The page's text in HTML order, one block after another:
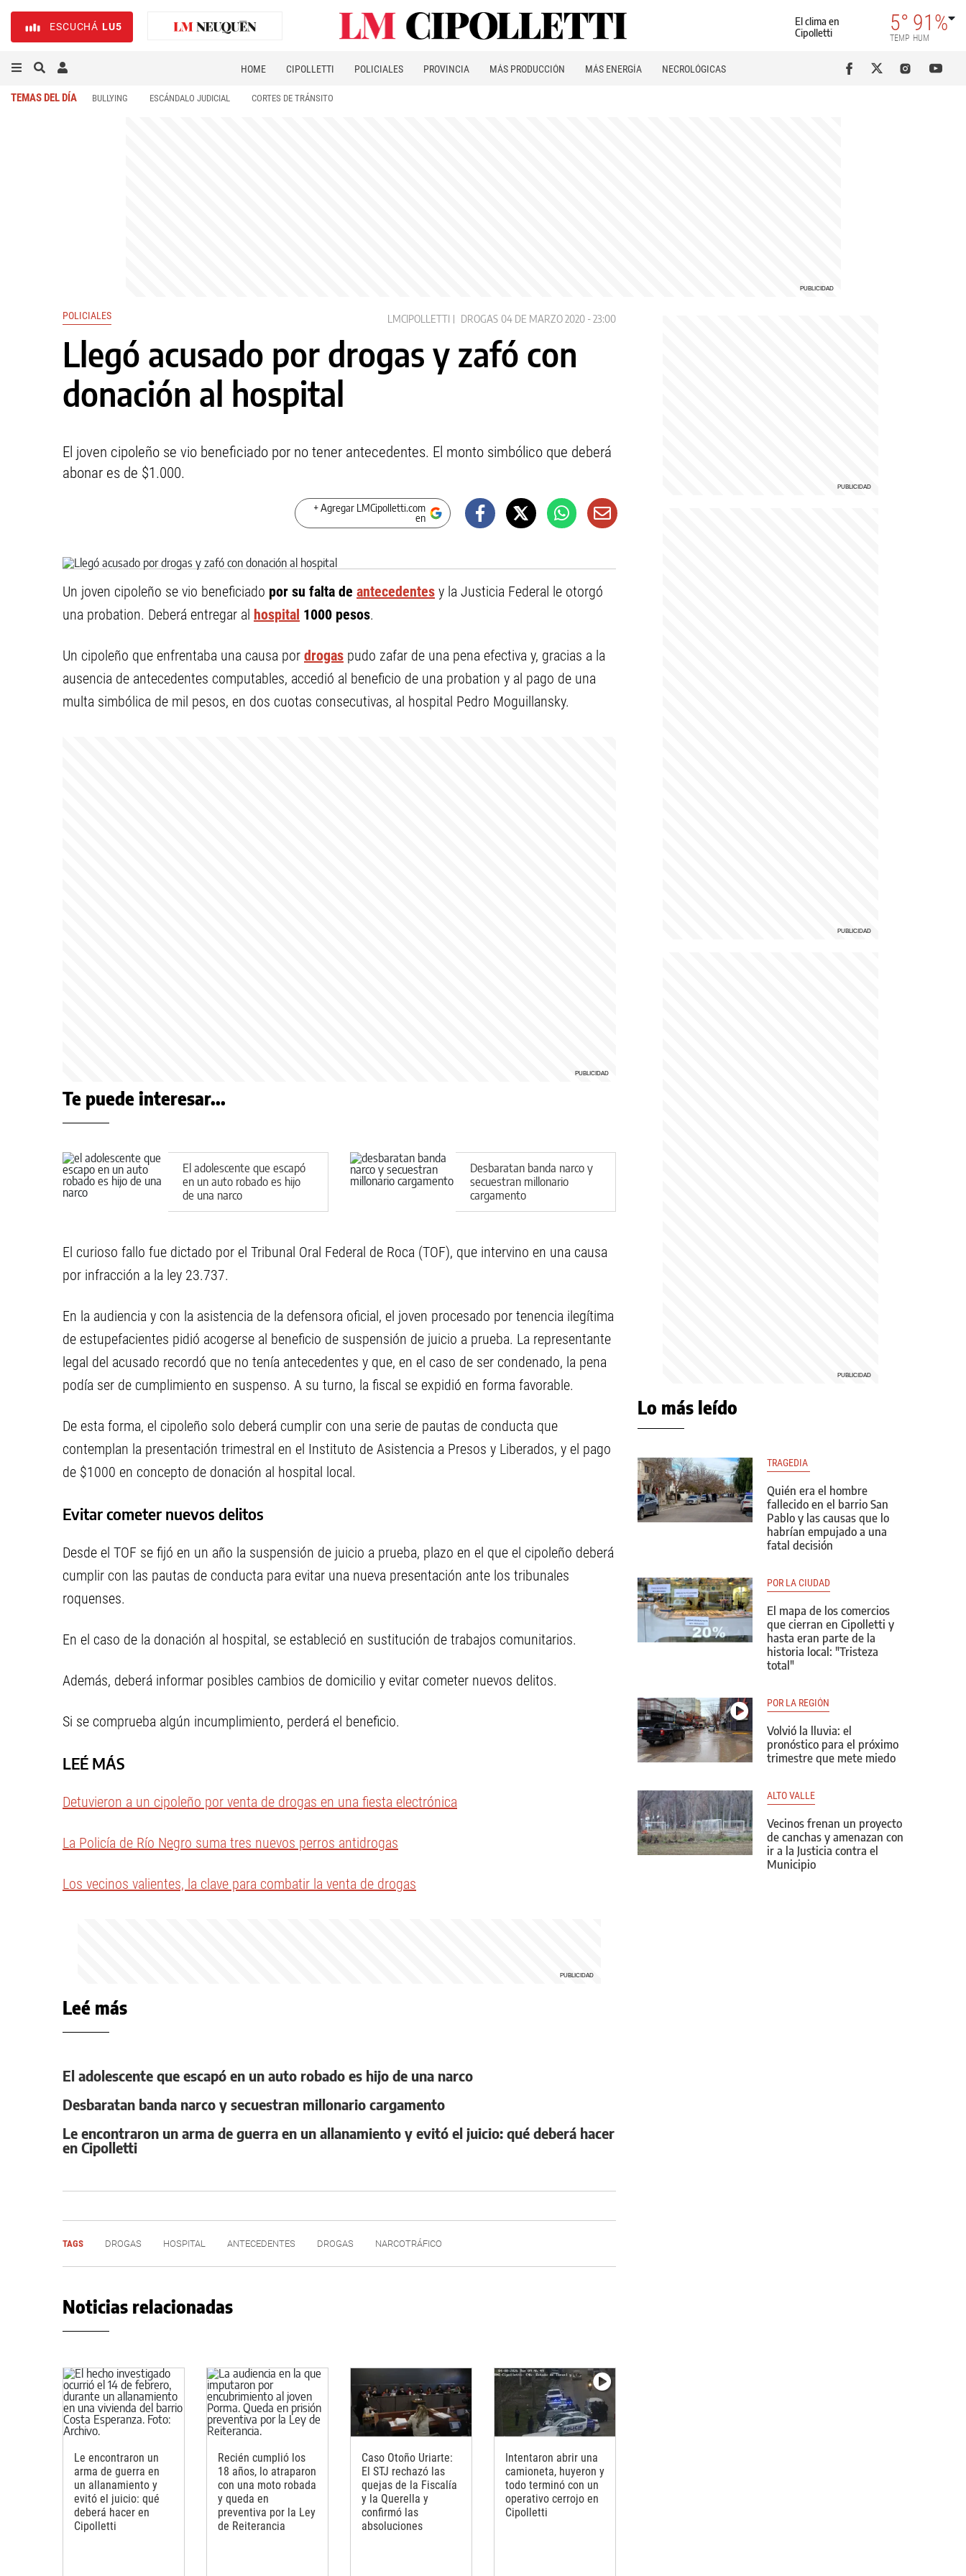
ESCUCHÁ LU5
El clima en
Cipolletti
5°
TEMP
91%
HUM
HOME CIPOLLETTI POLICIALES PROVINCIA MÁS PRODUCCIÓN MÁS ENERGÍA NECROLÓGICAS
TEMAS DEL DÍA BULLYING ESCÁNDALO JUDICIAL CORTES DE TRÁNSITO
POLICIALES LMCIPOLLETTI DROGAS 04 DE MARZO 2020 - 23:00
Llegó acusado por drogas y zafó con
donación al hospital
El joven cipoleño se vio beneficiado por no tener antecedentes. El monto simbólico que deberá
abonar es de $1.000.
+ Agregar LMCipolletti.com
en
Un joven cipoleño se vio beneficiado por su falta de antecedentes y la Justicia Federal le otorgó
una probation. Deberá entregar al hospital 1000 pesos.
Un cipoleño que enfrentaba una causa por drogas pudo zafar de una pena efectiva y, gracias a la
ausencia de antecedentes computables, accedió al beneficio de una probation y al pago de una
multa simbólica de mil pesos, en dos cuotas consecutivas, al hospital Pedro Moguillansky.
Te puede interesar...
El adolescente que escapó
en un auto robado es hijo
de una narco
Desbaratan banda narco y
secuestran millonario
cargamento
El curioso fallo fue dictado por el Tribunal Oral Federal de Roca (TOF), que intervino en una causa
por infracción a la ley 23.737.
En la audiencia y con la asistencia de la defensora oficial, el joven procesado por tenencia ilegítima
de estupefacientes pidió acogerse al beneficio de suspensión de juicio a prueba. La representante
legal del acusado recordó que no tenía antecedentes y que, en el caso de ser condenado, la pena
podía ser de cumplimiento en suspenso. A su turno, la fiscal se expidió en forma favorable.
De esta forma, el cipoleño solo deberá cumplir con una serie de pautas de conducta que
contemplan la presentación trimestral en el Instituto de Asistencia a Presos y Liberados, y el pago
de $1000 en concepto de donación al hospital local.
Evitar cometer nuevos delitos
Desde el TOF se fijó en un año la suspensión de juicio a prueba, plazo en el que el cipoleño deberá
cumplir con las pautas de conducta para evitar una nueva presentación ante los tribunales
roquenses.
En el caso de la donación al hospital, se estableció en sustitución de trabajos comunitarios.
Además, deberá informar posibles cambios de domicilio y evitar cometer nuevos delitos.
Si se comprueba algún incumplimiento, perderá el beneficio.
LEÉ MÁS
Detuvieron a un cipoleño por venta de drogas en una fiesta electrónica
La Policía de Río Negro suma tres nuevos perros antidrogas
Los vecinos valientes, la clave para combatir la venta de drogas
Leé más
El adolescente que escapó en un auto robado es hijo de una narco
Desbaratan banda narco y secuestran millonario cargamento
Le encontraron un arma de guerra en un allanamiento y evitó el juicio: qué deberá hacer
en Cipolletti
TAGS DROGAS HOSPITAL ANTECEDENTES DROGAS NARCOTRÁFICO
Noticias relacionadas
Le encontraron un
arma de guerra en
un allanamiento y
evitó el juicio: qué
deberá hacer en
Cipolletti
Recién cumplió los
18 años, lo atraparon
con una moto robada
y queda en
preventiva por la Ley
de Reiterancia
Caso Otoño Uriarte:
El STJ rechazó las
quejas de la Fiscalía
y la Querella y
confirmó las
absoluciones
Intentaron abrir una
camioneta, huyeron y
todo terminó con un
operativo cerrojo en
Cipolletti
Lo más leído
TRAGEDIA
Quién era el hombre
fallecido en el barrio San
Pablo y las causas que lo
habrían empujado a una
fatal decisión
POR LA CIUDAD
El mapa de los comercios
que cierran en Cipolletti y
hasta eran parte de la
historia local: "Tristeza
total"
POR LA REGIÓN
Volvió la lluvia: el
pronóstico para el próximo
trimestre que mete miedo
ALTO VALLE
Vecinos frenan un proyecto
de canchas y amenazan con
ir a la Justicia contra el
Municipio